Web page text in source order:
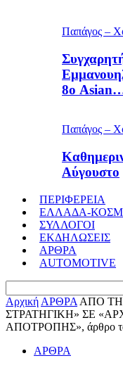
Παπάγος –
8ο
Παπάγος –
Αύγουστο
ΠΕΡΙΦΕΡΕΙΑ
ΕΛΛΑΔΑ-
ΣΥΛΛΟΓΟΙ
ΕΚΔΗΛΩΣΕΙΣ
ΑΡΘΡΑ
AUTOMOTIVE
Αρχική ΑΡΘΡΑ ΑΠΟ
ΣΤΡΑΤΗΓΙΚΗ» ΣΕ
ΑΠΟΤΡΟΠΗΣ», άρθρο
ΑΡΘΡΑ